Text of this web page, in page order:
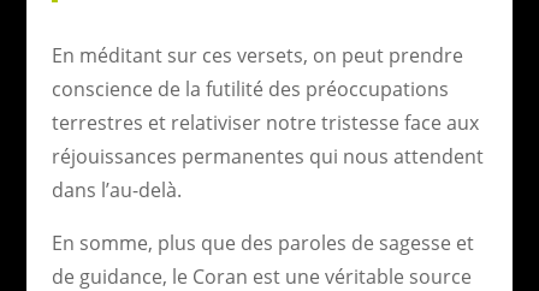
En méditant sur ces versets, on peut prendre
conscience de la futilité des préoccupations
terrestres et relativiser notre tristesse face aux
réjouissances permanentes qui nous attendent
dans l’au-delà.
En somme, plus que des paroles de sagesse et
de guidance, le Coran est une véritable source